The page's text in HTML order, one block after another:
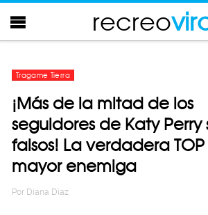
recreo
Tragame Tierra
¡Más de la mitad de los
seguidores de Katy Perry
falsos! La verdadera TOP
mayor enemiga
Por Diana Diaz